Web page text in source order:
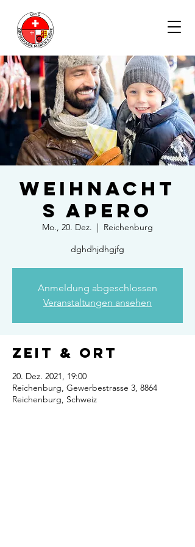
Weihnacht
s Apero
Mo., 20. Dez.
  |
Reichenburg
dghdhjdhgjfg
Anmeldung abgeschlossen
Veranstaltungen ansehen
Zeit & Ort
20. Dez. 2021, 19:00
Reichenburg, Gewerbestrasse 3, 8864
Reichenburg, Schweiz